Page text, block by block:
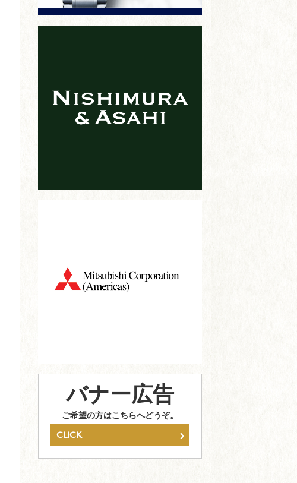
バナー広告
ご希望の方はこちらへどうぞ。
CLICK ›